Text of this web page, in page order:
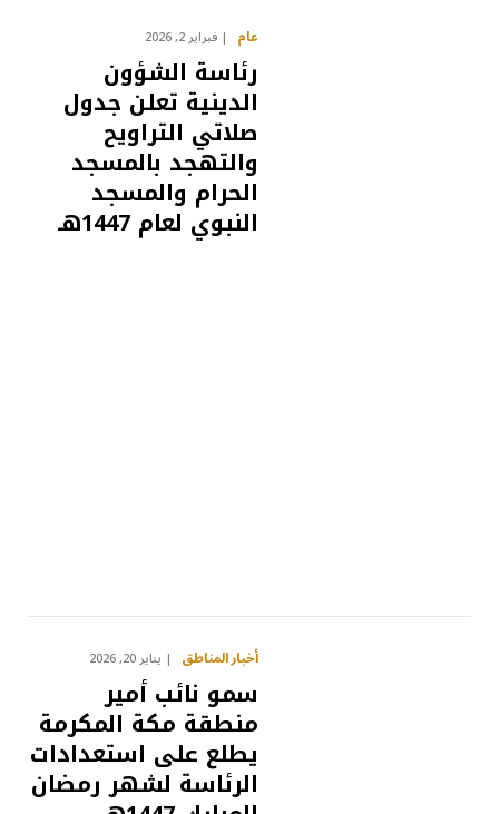
عام فبراير 2, 2026
رئاسة الشؤون
الدينية تعلن جدول
صلاتي التراويح
والتهجد بالمسجد
الحرام والمسجد
النبوي لعام 1447هـ
أخبار المناطق يناير 20, 2026
سمو نائب أمير
منطقة مكة المكرمة
يطلع على استعدادات
الرئاسة لشهر رمضان